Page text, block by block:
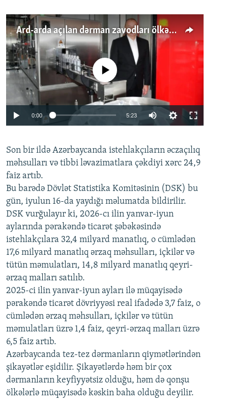
Ard-arda açılan dərman zavodları ölkənin tələbatını ödəyirmi?
Auto 240p 360p 480p
720p 1080p
No media source currently available
0:00 5:23
360p
480p
720p
1080p
Son bir ildə Azərbaycanda istehlakçıların əczaçılıq
məhsulları və tibbi ləvazimatlara çəkdiyi xərc 24,9
faiz artıb.
Bu barədə Dövlət Statistika Komitəsinin (DSK) bu
gün, iyulun 16-da yaydığı məlumatda bildirilir.
DSK vurğulayır ki, 2026-cı ilin yanvar-iyun
aylarında pərakəndə ticarət şəbəkəsində
istehlakçılara 32,4 milyard manatlıq, o cümlədən
17,6 milyard manatlıq ərzaq məhsulları, içkilər və
tütün məmulatları, 14,8 milyard manatlıq qeyri-
ərzaq malları satılıb.
2025-ci ilin yanvar-iyun ayları ilə müqayisədə
pərakəndə ticarət dövriyyəsi real ifadədə 3,7 faiz, o
cümlədən ərzaq məhsulları, içkilər və tütün
məmulatları üzrə 1,4 faiz, qeyri-ərzaq malları üzrə
6,5 faiz artıb.
Azərbaycanda tez-tez dərmanların qiymətlərindən
şikayətlər eşidilir. Şikayətlərdə həm bir çox
dərmanların keyfiyyətsiz olduğu, həm də qonşu
ölkələrlə müqayisədə kəskin baha olduğu deyilir.